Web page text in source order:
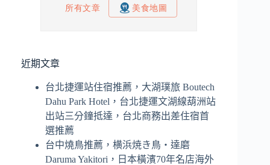
近期文章
台北捷運站住宿推薦，大湖璞旅 Boutech
Dahu Park Hotel，台北捷運文湖線葫洲站
出站三分鐘抵達，台北商務出差住宿首
選推薦
台中燒鳥推薦，横浜焼き鳥‧達磨
Daruma Yakitori，日本橫濱70年名店海外